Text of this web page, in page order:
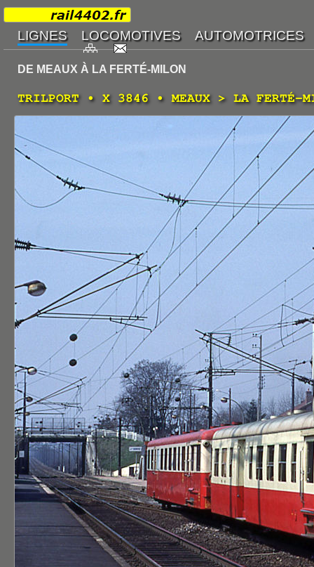
DE MEAUX À LA FERTÉ-MILON
TRILPORT • X 3846 • MEAUX > LA FERTÉ-